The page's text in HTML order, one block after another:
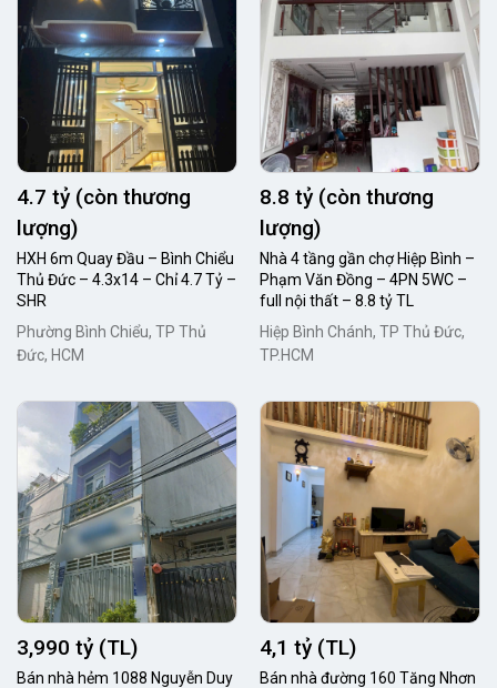
4.7 tỷ (còn thương
lượng)
HXH 6m Quay Đầu – Bình Chiểu
Thủ Đức – 4.3x14 – Chỉ 4.7 Tỷ –
SHR
Phường Bình Chiểu, TP Thủ
Đức, HCM
8.8 tỷ (còn thương
lượng)
Nhà 4 tầng gần chợ Hiệp Bình –
Phạm Văn Đồng – 4PN 5WC –
full nội thất – 8.8 tỷ TL
Hiệp Bình Chánh, TP Thủ Đức,
TP.HCM
3,990 tỷ (TL)
Bán nhà hẻm 1088 Nguyễn Duy
4,1 tỷ (TL)
Bán nhà đường 160 Tăng Nhơn